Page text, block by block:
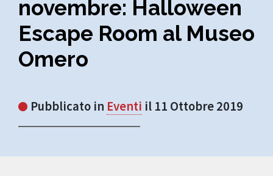
novembre: Halloween
Escape Room al Museo
Omero
Pubblicato in Eventi il 11 Ottobre 2019